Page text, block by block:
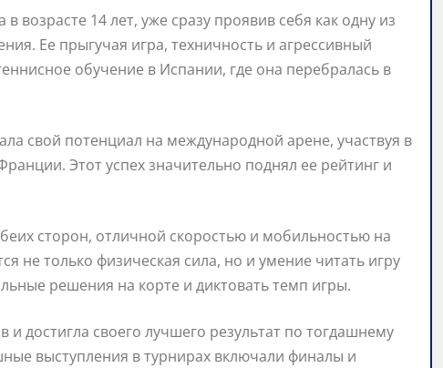
14 лет, уже сразу проявив себя как одну из
Ее прыгучая игра, техничность и агрессивный
обучение в Испании, где она перебралась в
свой потенциал на международной арене, участвуя в
Этот успех значительно поднял ее рейтинг и
сторон, отличной скоростью и мобильностью на
не только физическая сила, но и умение читать игру
решения на корте и диктовать темп игры.
достигла своего лучшего результат по тогдашнему
выступления в турнирах включали финалы и